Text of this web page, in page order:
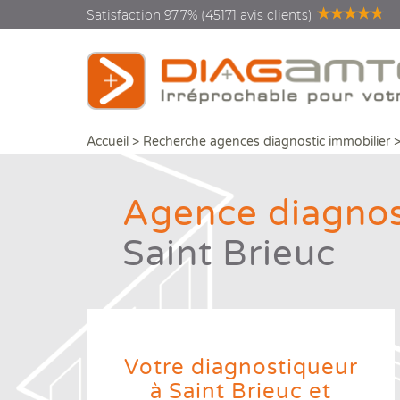
Satisfaction 97.7% (45171 avis clients)
Diagnostics vente location
Diagnostics copropriété
Accueil > Recherche agences diagnostic immobilier
Agence
Saint Brieuc
Votre diagnostiqueur
à Saint Brieuc et